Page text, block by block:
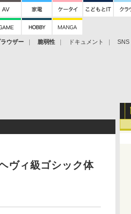
ウザー 脆弱性 ドキュメント SNS
ヴィ級ゴシック体